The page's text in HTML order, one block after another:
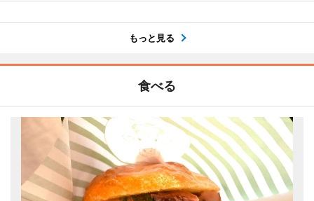
もっと見る
食べる